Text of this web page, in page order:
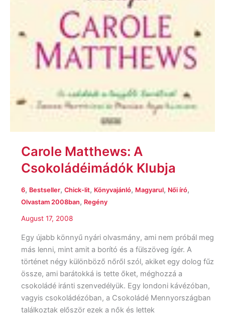
Carole Matthews: A
Csokoládéimádók Klubja
6, Bestseller, Chick-lit, Könyvajánló, Magyarul, Női író,
Olvastam 2008ban, Regény
August 17, 2008
Egy újabb könnyű nyári olvasmány, ami nem próbál meg
más lenni, mint amit a borító és a fülszöveg ígér. A
történet négy különböző nőről szól, akiket egy dolog fűz
össze, ami barátokká is tette őket, méghozzá a
csokoládé iránti szenvedélyük. Egy londoni kávézóban,
vagyis csokoládézóban, a Csokoládé Mennyországban
találkoztak először ezek a nők és lettek